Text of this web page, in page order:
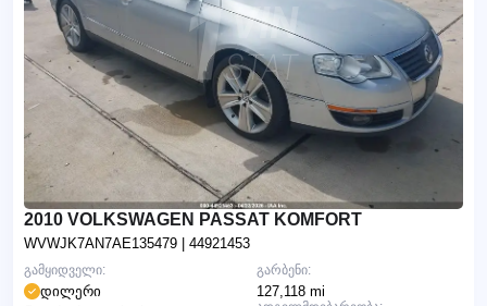
2010 VOLKSWAGEN PASSAT KOMFORT
WVWJK7AN7AE135479 | 44921453
გარბენი:
127,118 mi
გამყიდველი:
დილერი